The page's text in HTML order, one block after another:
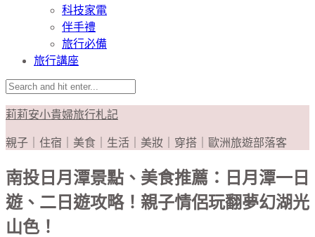
科技家電
伴手禮
旅行必備
旅行講座
莉莉安小貴婦旅行札記
親子｜住宿｜美食｜生活｜美妝｜穿搭｜歐洲旅遊部落客
南投日月潭景點、美食推薦：日月潭一日
遊、二日遊攻略！親子情侶玩翻夢幻湖光
山色！